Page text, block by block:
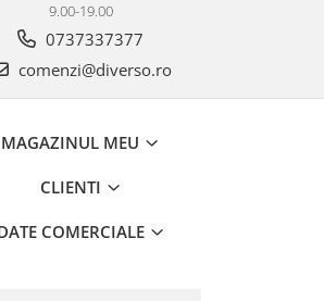
9.00-19.00
0737337377
comenzi@diverso.ro
MAGAZINUL MEU
CLIENTI
COMERCIALE